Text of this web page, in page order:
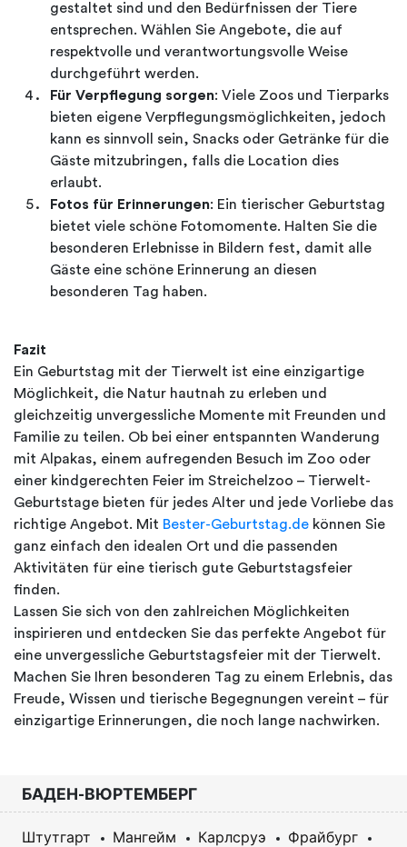
gestaltet sind und den Bedürfnissen der Tiere
entsprechen. Wählen Sie Angebote, die auf
respektvolle und verantwortungsvolle Weise
durchgeführt werden.
Für Verpflegung sorgen: Viele Zoos und Tierparks
bieten eigene Verpflegungsmöglichkeiten, jedoch
kann es sinnvoll sein, Snacks oder Getränke für die
Gäste mitzubringen, falls die Location dies
erlaubt.
Fotos für Erinnerungen: Ein tierischer Geburtstag
bietet viele schöne Fotomomente. Halten Sie die
besonderen Erlebnisse in Bildern fest, damit alle
Gäste eine schöne Erinnerung an diesen
besonderen Tag haben.
Fazit
Ein Geburtstag mit der Tierwelt ist eine einzigartige
Möglichkeit, die Natur hautnah zu erleben und
gleichzeitig unvergessliche Momente mit Freunden und
Familie zu teilen. Ob bei einer entspannten Wanderung
mit Alpakas, einem aufregenden Besuch im Zoo oder
einer kindgerechten Feier im Streichelzoo – Tierwelt-
Geburtstage bieten für jedes Alter und jede Vorliebe das
richtige Angebot. Mit Bester-Geburtstag.de können Sie
ganz einfach den idealen Ort und die passenden
Aktivitäten für eine tierisch gute Geburtstagsfeier
finden.
Lassen Sie sich von den zahlreichen Möglichkeiten
inspirieren und entdecken Sie das perfekte Angebot für
eine unvergessliche Geburtstagsfeier mit der Tierwelt.
Machen Sie Ihren besonderen Tag zu einem Erlebnis, das
Freude, Wissen und tierische Begegnungen vereint – für
einzigartige Erinnerungen, die noch lange nachwirken.
БАДЕН-ВЮРТЕМБЕРГ
Штутгарт Мангейм Карлсруэ
Фрайбург